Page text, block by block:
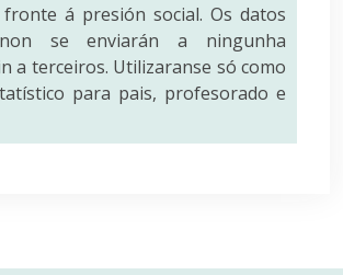
á presión social. Os datos
se enviarán a ningunha
a terceiros. Utilizaranse só como
para pais, profesorado e